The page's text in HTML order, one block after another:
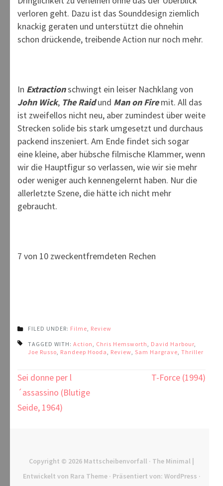
verloren geht. Dazu ist das Sounddesign ziemlich
knackig geraten und unterstützt die ohnehin
schon drückende, treibende Action nur noch mehr.
In Extractionschwingt ein leiser Nachklang von
John Wick, The Raidund Man on Firemit. All das
ist zweifellos nicht neu, aber zumindest über weite
Strecken solide bis stark umgesetzt und durchaus
packend inszeniert. Am Ende findet sich sogar
eine kleine, aber hübsche filmische Klammer, wenn
wir die Hauptfigur so verlassen, wie wir sie mehr
oder weniger auch kennengelernt haben. Nur die
allerletzte Szene, die hätte ich nicht mehr
gebraucht.
7 von 10 zweckentfremdeten Rechen
FILED UNDER: Filme, Review
TAGGED WITH: Action, Chris Hemsworth, David Harbour,
Joe Russo, Randeep Hooda, Review, Sam Hargrave, Thriller
Beitragsnavigation
Sei donne per l
´assassino (Blutige
Seide, 1964)
T-Force (1994)
Copyright © 2026 Mattscheibenvorfall · The Minimal |
Entwickelt von Rara Theme· Präsentiert von: WordPress ·